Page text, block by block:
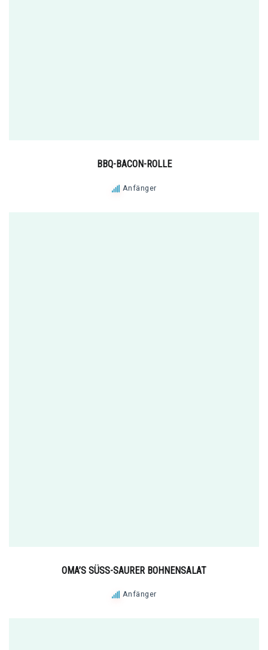
BBQ-BACON-ROLLE
Anfänger
OMA’S SÜSS-SAURER BOHNENSALAT
Anfänger